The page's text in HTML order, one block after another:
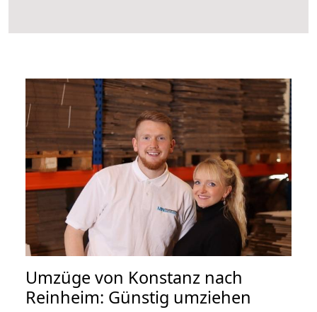
Umzüge von Konstanz nach
Reinheim: Günstig umziehen